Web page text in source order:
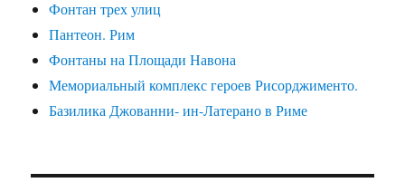
Фонтан трех улиц
Пантеон. Рим
Фонтаны на Площади Навона
Мемориальный комплекс героев Рисорджименто.
Базилика Джованни- ин-Латерано в Риме